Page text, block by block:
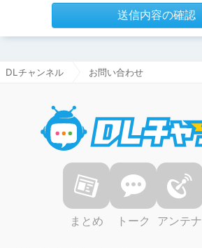
送信内容の確認
DLチャンネル お問い合わせ
まとめ トーク アンテナ